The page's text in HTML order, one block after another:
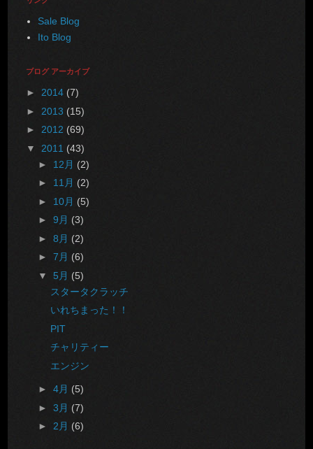
Sale Blog
Ito Blog
ブログ アーカイブ
► 2014 (7)
► 2013 (15)
► 2012 (69)
▼ 2011 (43)
► 12月 (2)
► 11月 (2)
► 10月 (5)
► 9月 (3)
► 8月 (2)
► 7月 (6)
▼ 5月 (5)
スタータクラッチ
いれちまった！！
PIT
チャリティー
エンジン
► 4月 (5)
► 3月 (7)
► 2月 (6)